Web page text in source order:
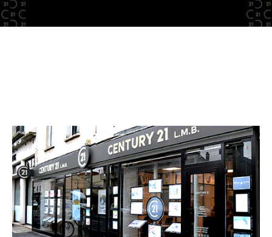
CENTURY 21 L.M.B.
18 rue Charles de Gaulle
ALFORTVILLE - 94140
Envoyer un message